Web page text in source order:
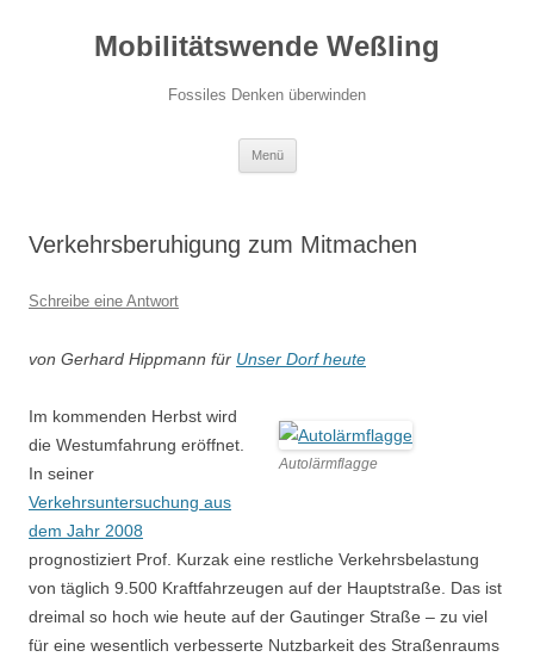
Mobilitätswende Weßling
Fossiles Denken überwinden
Menü
Verkehrsberuhigung zum Mitmachen
Schreibe eine Antwort
von Gerhard Hippmann für Unser Dorf heute
Autolärmflagge
Im kommenden Herbst wird
die Westumfahrung eröffnet.
In seiner
Verkehrsuntersuchung aus
dem Jahr 2008
prognostiziert Prof. Kurzak eine restliche Verkehrsbelastung
von täglich 9.500 Kraftfahrzeugen auf der Hauptstraße. Das ist
dreimal so hoch wie heute auf der Gautinger Straße – zu viel
für eine wesentlich verbesserte Nutzbarkeit des Straßenraums